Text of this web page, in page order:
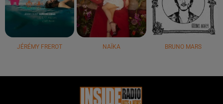
JÉRÉMY FREROT NAÏKA BRUNO MARS